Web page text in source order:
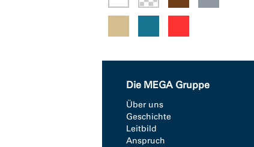
Die MEGA Gruppe
Über uns
Geschichte
Leitbild
Anspruch